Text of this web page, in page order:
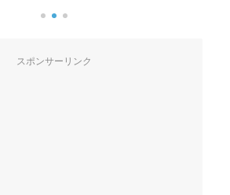
スポンサーリンク